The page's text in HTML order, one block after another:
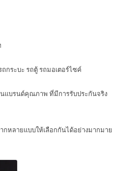
ถกระบะ รถตู้ รถมอเตอร์ไซค์
แบรนด์คุณภาพ ที่มีการรับประกันจริง
หลายแบบให้เลือกกันได้อย่างมากมาย